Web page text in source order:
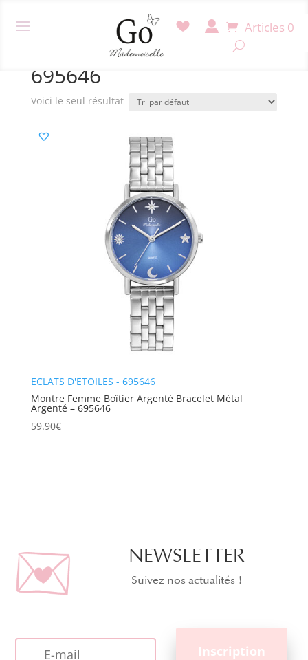
Articles 0
/ Produit Référence / 695646
695646
Voici le seul résultat
ECLATS D'ETOILES - 695646
Montre Femme Boîtier Argenté Bracelet Métal
Argenté – 695646
59.90€
NEWSLETTER
Suivez nos actualités !